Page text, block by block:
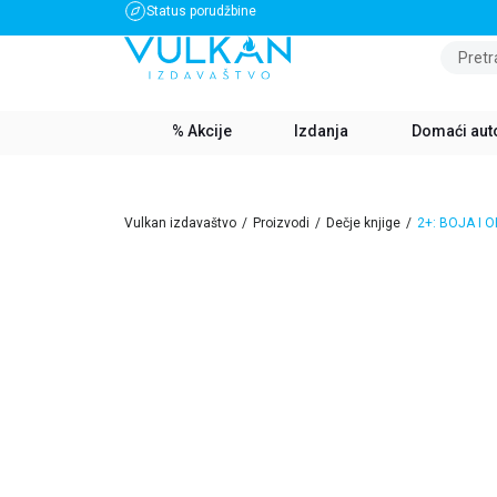
Status porudžbine
BESPLATNA DOSTAVA ZA IZNOS PREKO 3500 RSD
% Akcije Izdanja Domaći
Vulkan izdavaštvo Proizvodi Dečje knjige 2+: BOJA I